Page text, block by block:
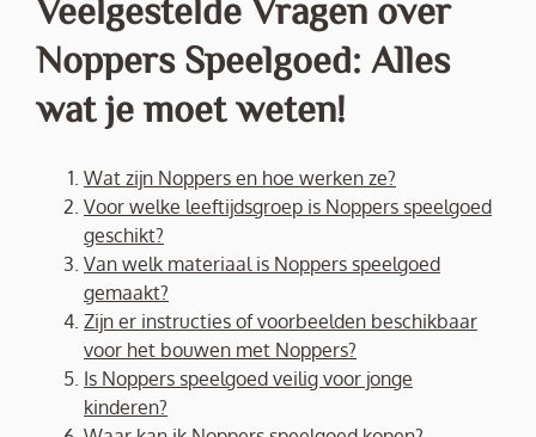
Veelgestelde Vragen over
Noppers Speelgoed: Alles
wat je moet weten!
Wat zijn Noppers en hoe werken ze?
Voor welke leeftijdsgroep is Noppers speelgoed
geschikt?
Van welk materiaal is Noppers speelgoed
gemaakt?
Zijn er instructies of voorbeelden beschikbaar
voor het bouwen met Noppers?
Is Noppers speelgoed veilig voor jonge
kinderen?